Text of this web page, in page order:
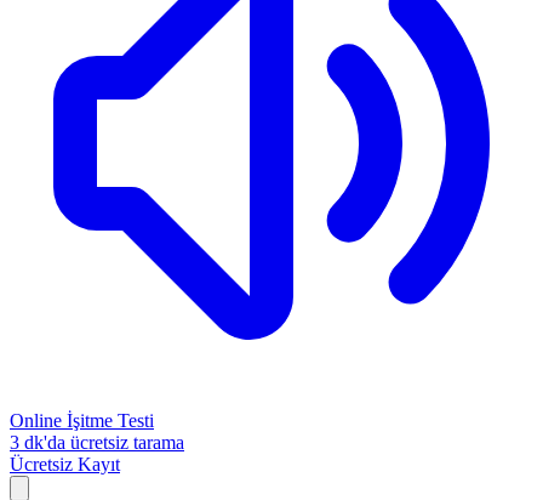
Online İşitme Testi
3 dk'da ücretsiz tarama
Ücretsiz Kayıt